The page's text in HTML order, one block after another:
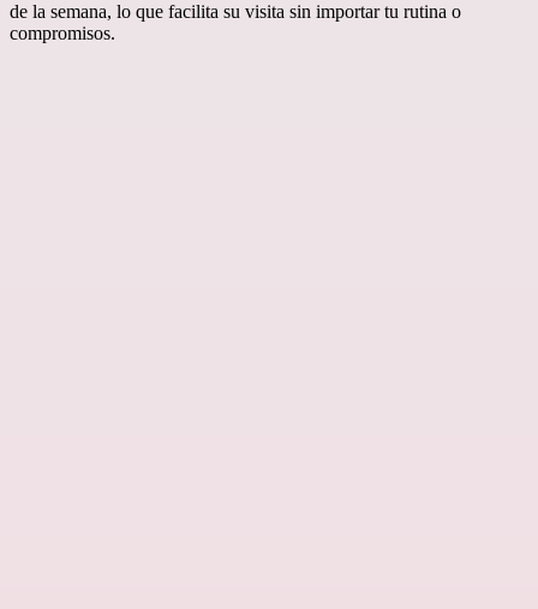
de la semana, lo que facilita su visita sin importar tu rutina o
compromisos.